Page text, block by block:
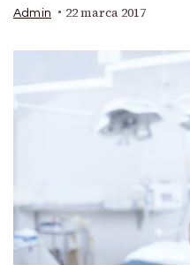
Admin 22 marca 2017